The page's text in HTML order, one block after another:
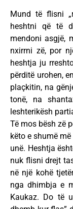
Mund të flisni
heshtni që të
mendoni asgjë,
nxirrni zë, por
heshtja ju
përditë urohen,
plaçkitin, na
tonë, na
leshterikësh
Të mos bësh zë
këto e shumë
unë. Heshtja
nuk flisni drejt
në një kohë
nga dhimbja e
Kaukaz. Do të